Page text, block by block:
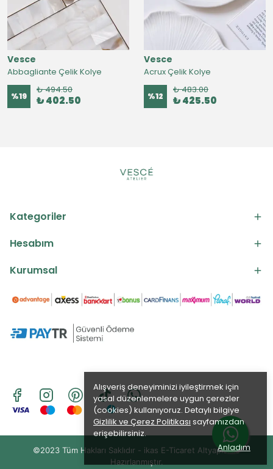
Alışveriş deneyiminizi iyileştirmek için
yasal düzenlemelere uygun çerezler
(cookies) kullanıyoruz. Detaylı bilgiye
Gizlilik ve Çerez Politikası sayfamızdan
erişebilirsiniz.
Anladım
Vesce
Abbagliante Çelik Kolye
%19
₺ 494.50
₺ 402.50
Vesce
Acrux Çelik Kolye
%12
₺ 483.00
₺ 425.50
Kategoriler
Hesabım
Kurumsal
©2023 Tüm Hakları Saklıdır - ikas E-Ticaret Altyapısı ile
Hazırlanmıştır.